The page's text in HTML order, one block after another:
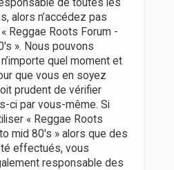
alors n’accédez pas
Reggae Roots Forum -
». Nous pouvons
quel moment et
que vous en soyez
prudent de vérifier
ci par vous-même. Si
« Reggae Roots
mid 80's » alors que des
effectués, vous
responsable des